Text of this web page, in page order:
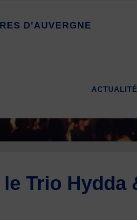
RES D'AUVERGNE
Trio Hydda